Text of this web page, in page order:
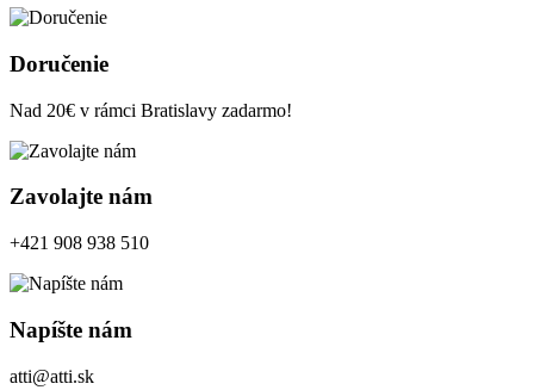
Doručenie
Nad 20€ v rámci Bratislavy zadarmo!
Zavolajte nám
+421 908 938 510
Napíšte nám
atti@atti.sk